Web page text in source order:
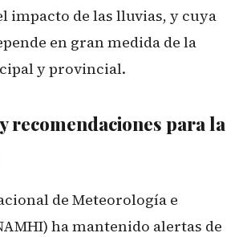
impacto de las lluvias, y cuya
en gran medida de la
y provincial.
recomendaciones para la
de Meteorología e
ha mantenido alertas de